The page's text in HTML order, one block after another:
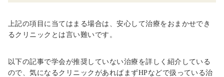
上記の項目に当てはまる場合は、安心して治療をおまかせでき
るクリニックとは言い難いです。
以下の記事で学会が推奨していない治療を詳しく紹介している
ので、気になるクリニックがあればまずHPなどで扱っている治